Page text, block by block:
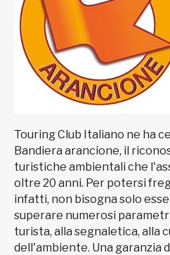
Touring Club Italiano ne ha
Bandiera arancione, il
turistiche ambientali che
oltre 20 anni. Per potersi
infatti, non bisogna solo
superare numerosi
turista, alla segnaletica, alla
dell'ambiente. Una garanzia